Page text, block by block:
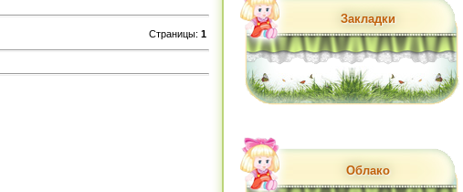
Страницы: 1
Закладки
Облако